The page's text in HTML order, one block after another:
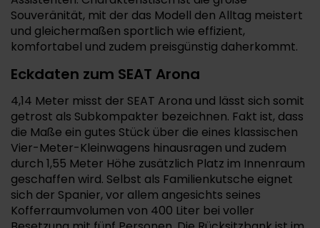
Souveränität, mit der das Modell den Alltag meistert
und gleichermaßen sportlich wie effizient,
komfortabel und zudem preisgünstig daherkommt.
Eckdaten zum SEAT Arona
4,14 Meter misst der SEAT Arona und lässt sich somit
getrost als Subkompakter bezeichnen. Fakt ist, dass
die Maße ein gutes Stück über die eines klassischen
Vier-Meter-Kleinwagens hinausragen und zudem
durch 1,55 Meter Höhe zusätzlich Platz im Innenraum
geschaffen wird. Selbst als Familienkutsche eignet
sich der Spanier, vor allem angesichts seines
Kofferraumvolumen von 400 Liter bei voller